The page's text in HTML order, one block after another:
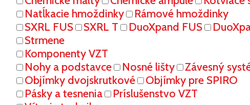
Natĺkacie hmoždinky
Rámové hmoždinky
SXRL FUS
SXRL T DuoXpand FUS
Strmene
Komponenty VZT
Nohy a podstavce
Nosné lišty Závesný
Objímky dvojskrutkové
Objímky pre SPIRO
Pásky a tesnenia
Príslušenstvo VZT